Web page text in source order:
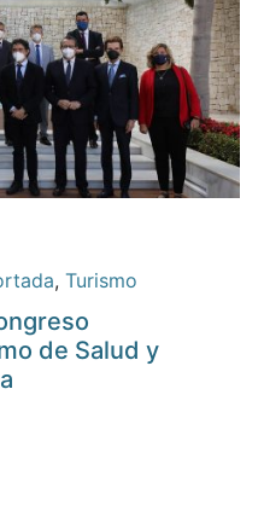
, Turismo
de Salud y